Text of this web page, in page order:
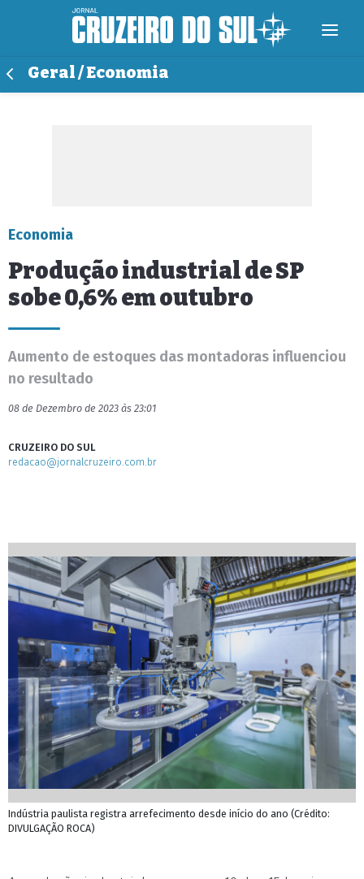
Geral / Economia
Economia
Produção industrial de SP
sobe 0,6% em outubro
Aumento de estoques das montadoras influenciou
no resultado
08 de Dezembro de 2023 às 23:01
CRUZEIRO DO SUL
redacao@jornalcruzeiro.com.br
Indústria paulista registra arrefecimento desde início do ano (Crédito:
DIVULGAÇÃO ROCA)